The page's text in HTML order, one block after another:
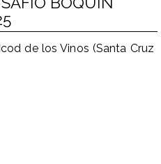
de los Vinos (Santa Cruz